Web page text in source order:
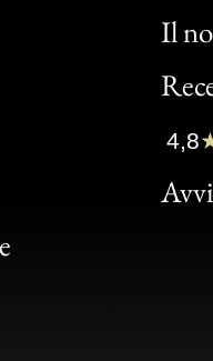
Il
Bon
Clic
Bon
4,8